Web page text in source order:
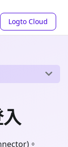
Logto Cloud
。